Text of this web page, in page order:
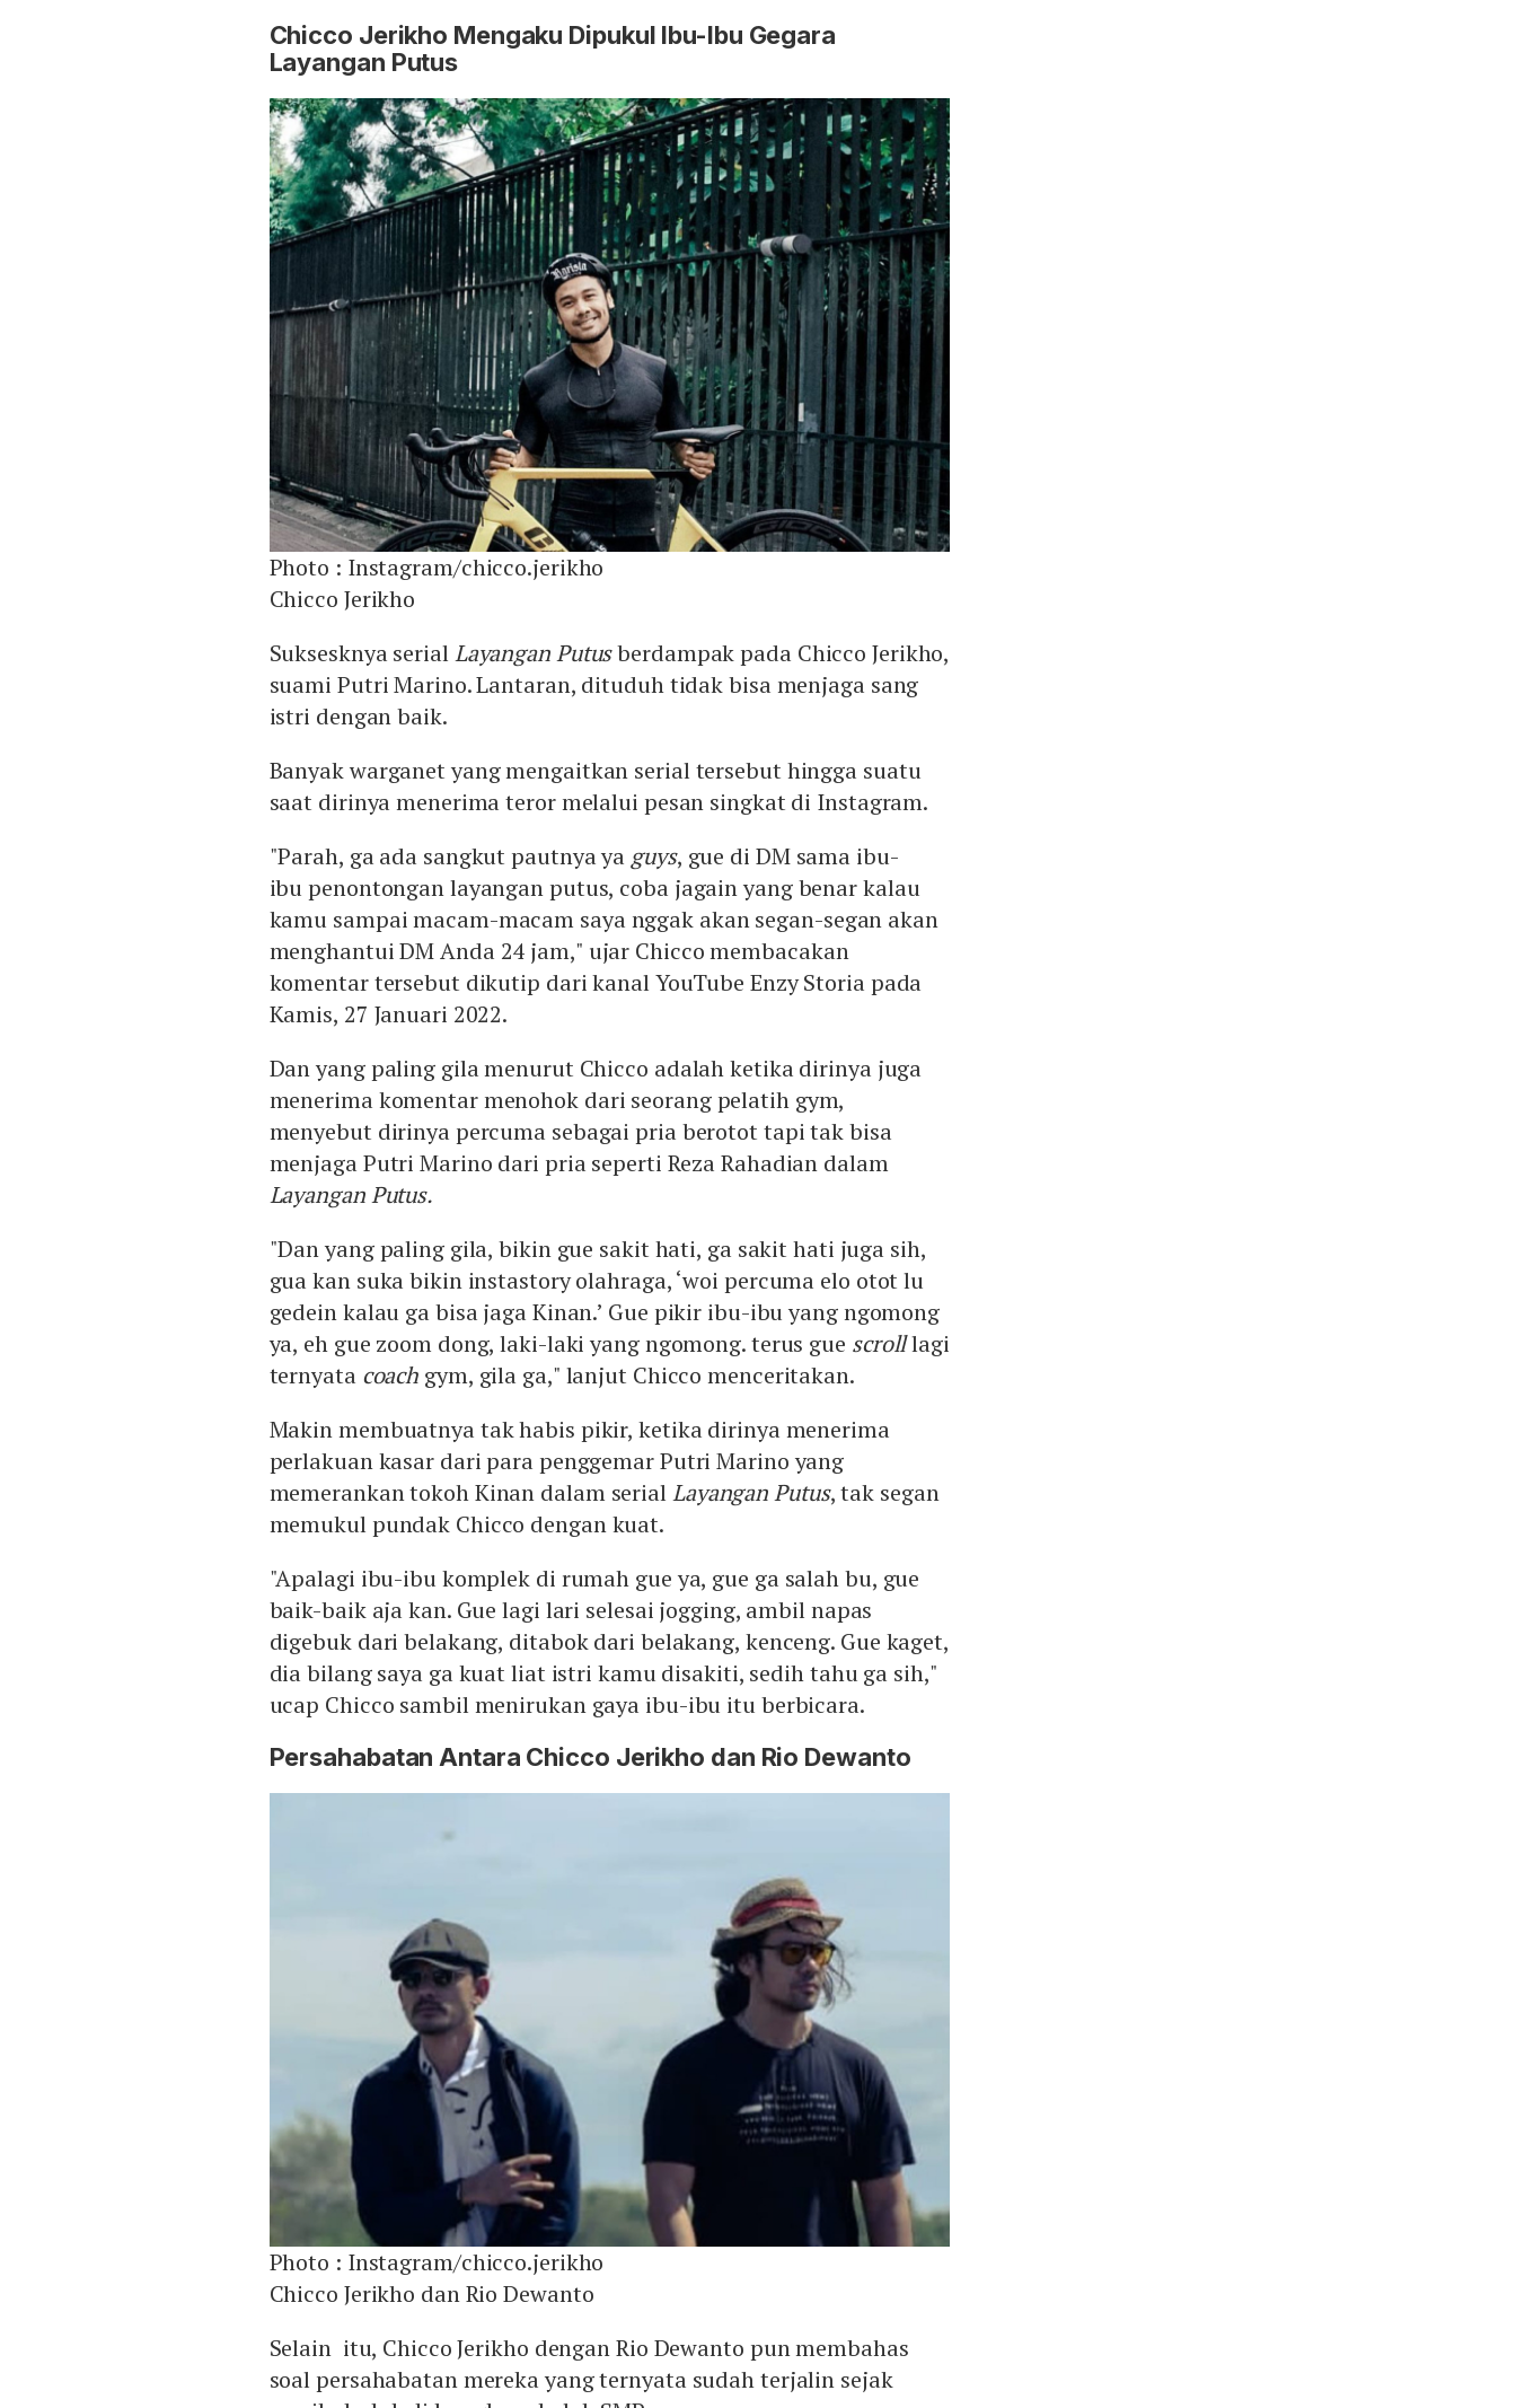
Chicco Jerikho Mengaku Dipukul Ibu-Ibu Gegara
Layangan Putus
Photo : Instagram/chicco.jerikho
Chicco Jerikho
Suksesknya serialLayangan Putusberdampak pada Chicco Jerikho,
suami Putri Marino. Lantaran, dituduh tidak bisa menjaga sang
istri dengan baik.
Banyak warganet yang mengaitkan serial tersebut hingga suatu
saat dirinya menerima teror melalui pesan singkat di Instagram.
"Parah, ga ada sangkut pautnya ya guys, gue di DM sama ibu-
ibu penontongan layangan putus, coba jagain yang benar kalau
kamu sampai macam-macam saya nggak akan segan-segan akan
menghantui DM Anda 24 jam," ujar Chicco membacakan
komentar tersebut dikutip dari kanal YouTube Enzy Storia pada
Kamis, 27 Januari 2022.
Dan yang paling gila menurut Chicco adalah ketika dirinya juga
menerima komentar menohok dari seorang pelatih gym,
menyebut dirinya percuma sebagai pria berotot tapi tak bisa
menjaga Putri Marino dari pria seperti Reza Rahadian dalam
Layangan Putus.
"Dan yang paling gila, bikin gue sakit hati, ga sakit hati juga sih,
gua kan suka bikin instastory olahraga, ‘woi percuma elo otot lu
gedein kalau ga bisa jaga Kinan.’ Gue pikir ibu-ibu yang ngomong
ya, eh gue zoom dong, laki-laki yang ngomong. terus gue scrolllagi
ternyata coach gym, gila ga," lanjut Chicco menceritakan.
Makin membuatnya tak habis pikir, ketika dirinya menerima
perlakuan kasar dari para penggemar Putri Marino yang
memerankan tokoh Kinan dalam serialLayangan Putus, tak segan
memukul pundak Chicco dengan kuat.
"Apalagi ibu-ibu komplek di rumah gue ya, gue ga salah bu, gue
baik-baik aja kan. Gue lagi lari selesai jogging, ambil napas
digebuk dari belakang, ditabok dari belakang, kenceng. Gue kaget,
dia bilang saya ga kuat liat istri kamu disakiti, sedih tahu ga sih,"
ucap Chicco sambil menirukan gaya ibu-ibu itu berbicara.
Persahabatan Antara Chicco Jerikho dan Rio Dewanto
Photo : Instagram/chicco.jerikho
Chicco Jerikho dan Rio Dewanto
Selain itu, Chicco Jerikho dengan Rio Dewanto pun membahas
soal persahabatan mereka yang ternyata sudah terjalin sejak